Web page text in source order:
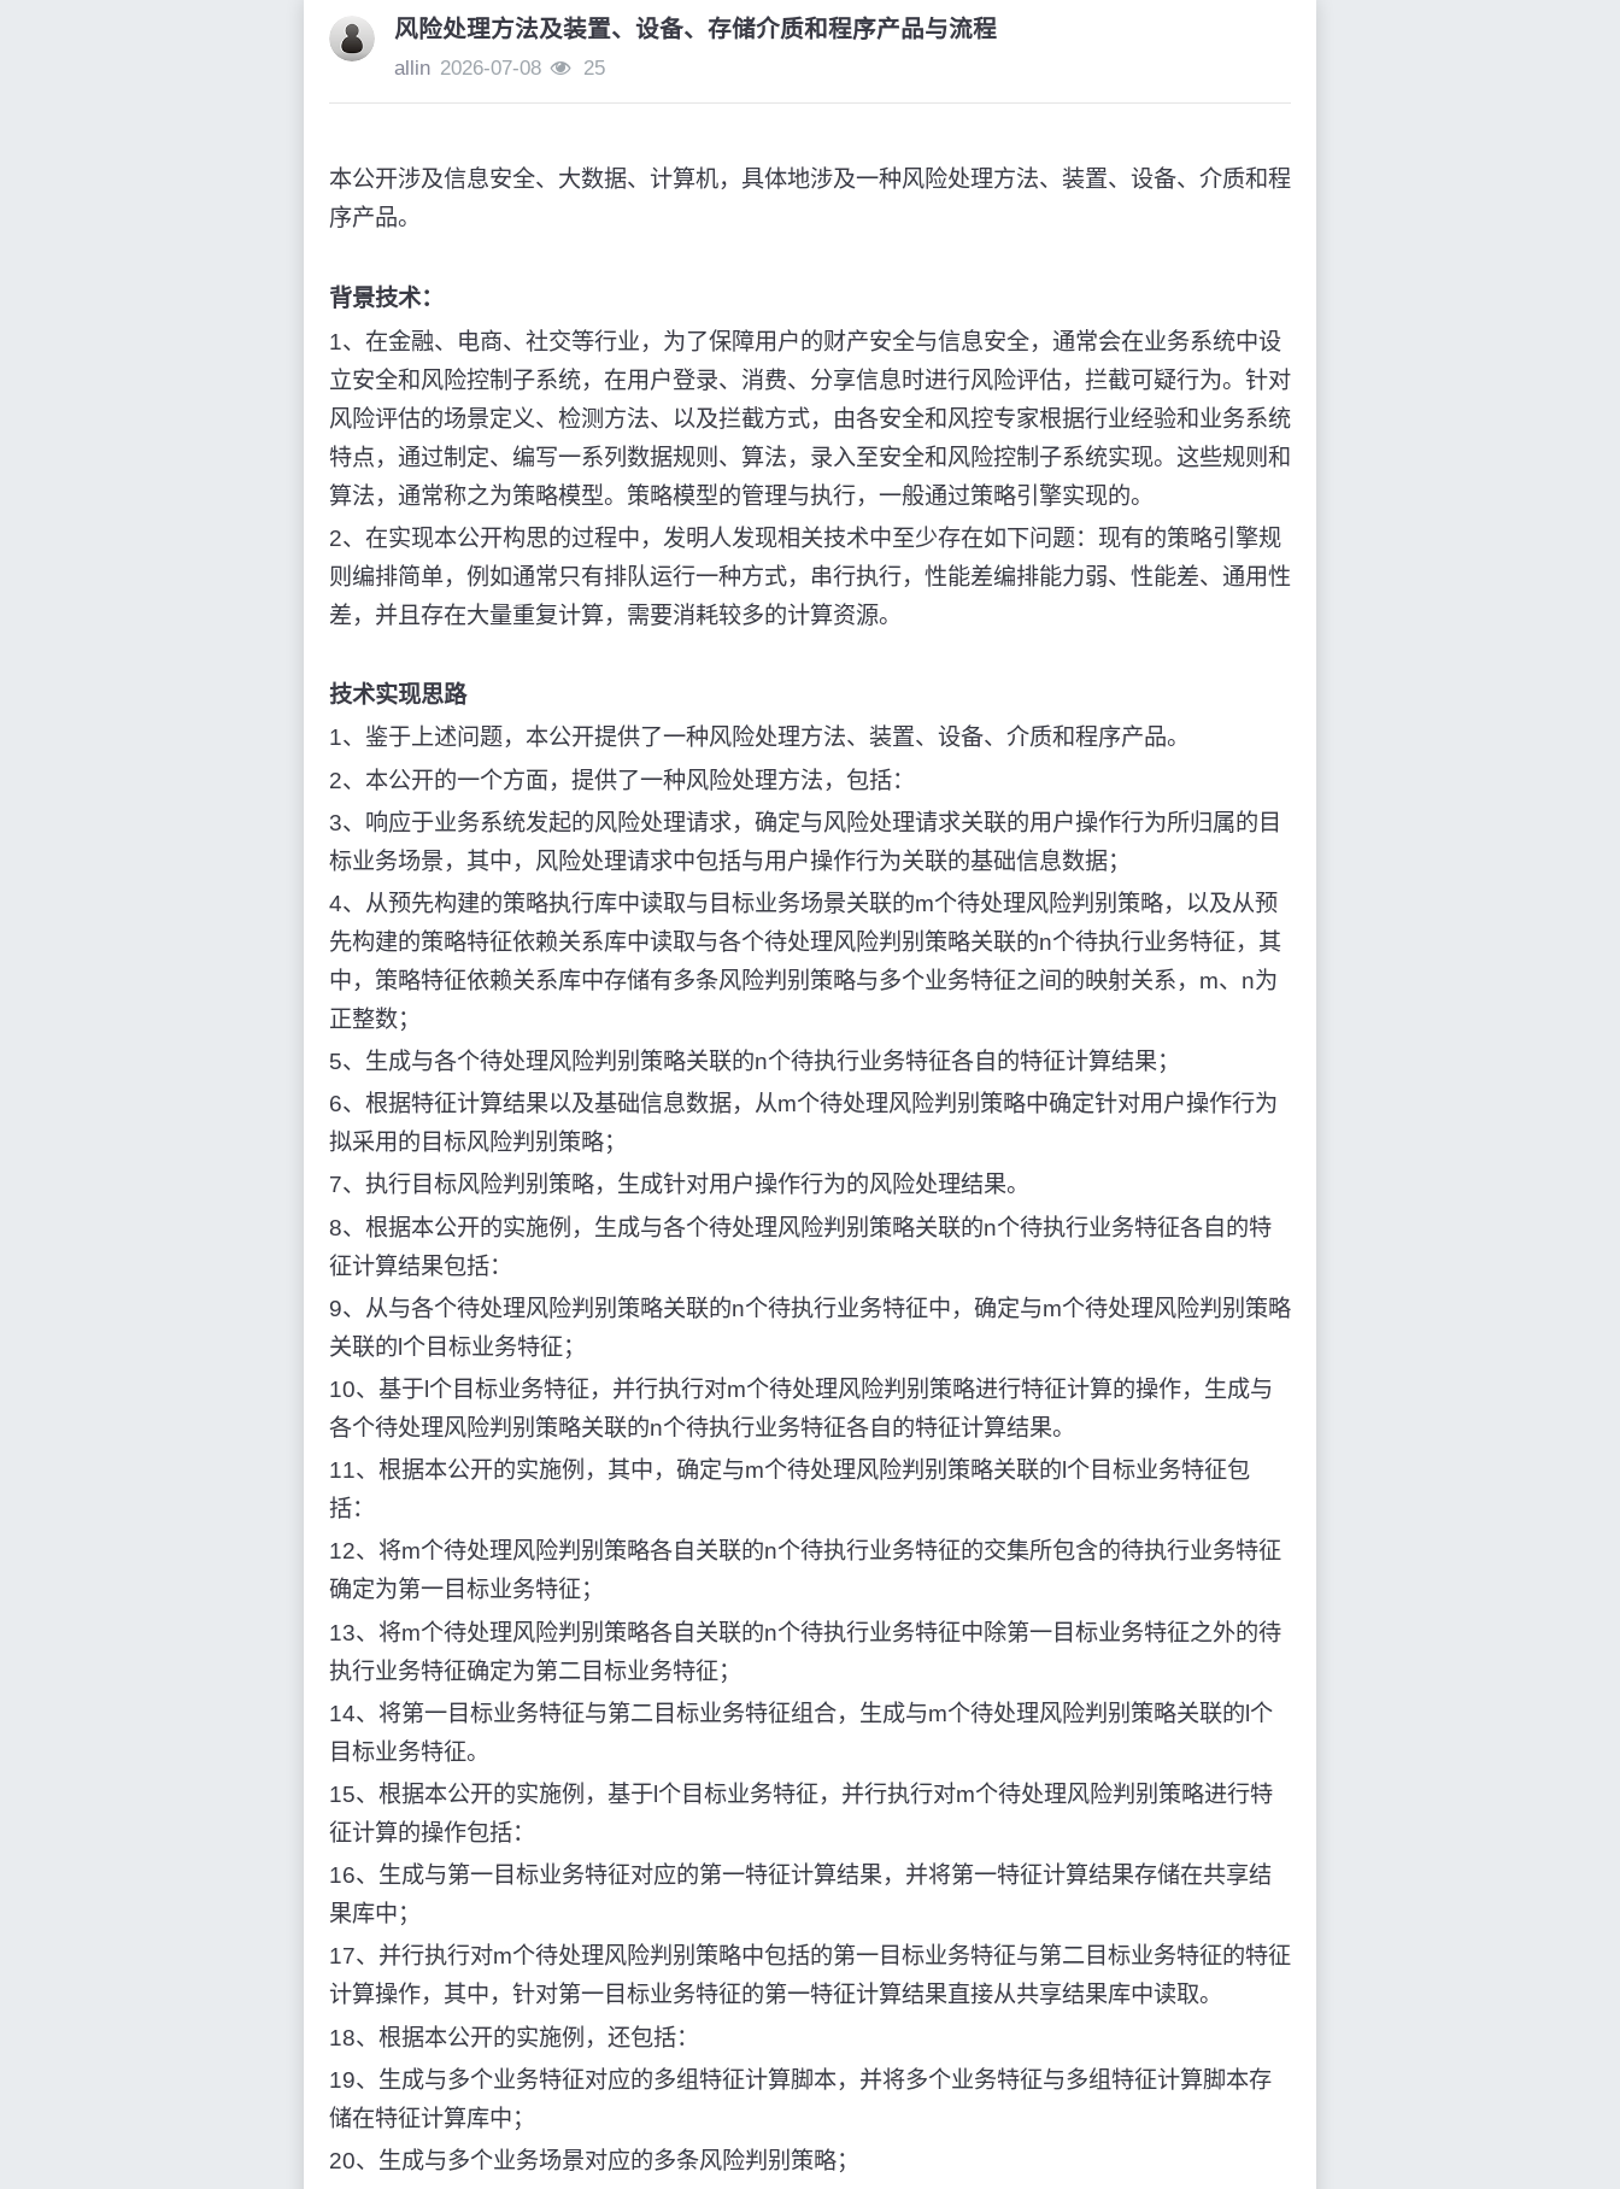
风险处理方法及装置、设备、存储介质和程序产品与流程
allin 2026-07-08 25
本公开涉及信息安全、大数据、计算机，具体地涉及一种风险处理方法、装置、设备、介质和程
序产品。
背景技术：
1、在金融、电商、社交等行业，为了保障用户的财产安全与信息安全，通常会在业务系统中设
立安全和风险控制子系统，在用户登录、消费、分享信息时进行风险评估，拦截可疑行为。针对
风险评估的场景定义、检测方法、以及拦截方式，由各安全和风控专家根据行业经验和业务系统
特点，通过制定、编写一系列数据规则、算法，录入至安全和风险控制子系统实现。这些规则和
算法，通常称之为策略模型。策略模型的管理与执行，一般通过策略引擎实现的。
2、在实现本公开构思的过程中，发明人发现相关技术中至少存在如下问题：现有的策略引擎规
则编排简单，例如通常只有排队运行一种方式，串行执行，性能差编排能力弱、性能差、通用性
差，并且存在大量重复计算，需要消耗较多的计算资源。
技术实现思路
1、鉴于上述问题，本公开提供了一种风险处理方法、装置、设备、介质和程序产品。
2、本公开的一个方面，提供了一种风险处理方法，包括：
3、响应于业务系统发起的风险处理请求，确定与风险处理请求关联的用户操作行为所归属的目
标业务场景，其中，风险处理请求中包括与用户操作行为关联的基础信息数据；
4、从预先构建的策略执行库中读取与目标业务场景关联的m个待处理风险判别策略，以及从预
先构建的策略特征依赖关系库中读取与各个待处理风险判别策略关联的n个待执行业务特征，其
中，策略特征依赖关系库中存储有多条风险判别策略与多个业务特征之间的映射关系，m、n为
正整数；
5、生成与各个待处理风险判别策略关联的n个待执行业务特征各自的特征计算结果；
6、根据特征计算结果以及基础信息数据，从m个待处理风险判别策略中确定针对用户操作行为
拟采用的目标风险判别策略；
7、执行目标风险判别策略，生成针对用户操作行为的风险处理结果。
8、根据本公开的实施例，生成与各个待处理风险判别策略关联的n个待执行业务特征各自的特
征计算结果包括：
9、从与各个待处理风险判别策略关联的n个待执行业务特征中，确定与m个待处理风险判别策略
关联的l个目标业务特征；
10、基于l个目标业务特征，并行执行对m个待处理风险判别策略进行特征计算的操作，生成与
各个待处理风险判别策略关联的n个待执行业务特征各自的特征计算结果。
11、根据本公开的实施例，其中，确定与m个待处理风险判别策略关联的l个目标业务特征包
括：
12、将m个待处理风险判别策略各自关联的n个待执行业务特征的交集所包含的待执行业务特征
确定为第一目标业务特征；
13、将m个待处理风险判别策略各自关联的n个待执行业务特征中除第一目标业务特征之外的待
执行业务特征确定为第二目标业务特征；
14、将第一目标业务特征与第二目标业务特征组合，生成与m个待处理风险判别策略关联的l个
目标业务特征。
15、根据本公开的实施例，基于l个目标业务特征，并行执行对m个待处理风险判别策略进行特
征计算的操作包括：
16、生成与第一目标业务特征对应的第一特征计算结果，并将第一特征计算结果存储在共享结
果库中；
17、并行执行对m个待处理风险判别策略中包括的第一目标业务特征与第二目标业务特征的特征
计算操作，其中，针对第一目标业务特征的第一特征计算结果直接从共享结果库中读取。
18、根据本公开的实施例，还包括：
19、生成与多个业务特征对应的多组特征计算脚本，并将多个业务特征与多组特征计算脚本存
储在特征计算库中；
20、生成与多个业务场景对应的多条风险判别策略；